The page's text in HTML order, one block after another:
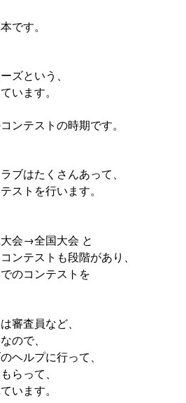
です。
ズという、
います。
ンテストの時期です。
ブはたくさんあって、
ストを行います。
会→全国大会 と
ンテストも段階があり、
のコンテストを
審査員など、
ので、
ヘルプに行って、
らって、
います。